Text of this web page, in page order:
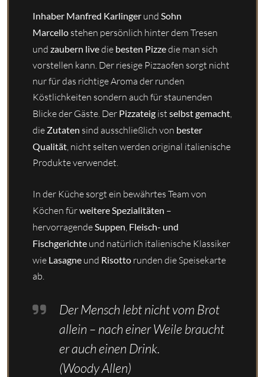
Inhaber Manfred Karlinger und Sohn
Marcello stehen persönlich hinter dem Tresen
und zaubern livedie besten Pizzedie man sich
vorstellen kann. Der riesige Pizzaofen sorgt nicht
nur für das richtige Aroma der runden
Köstlichkeiten sondern auch für staunenden
Blicke der Gäste. Der Pizzateig ist selbst gemacht,
die Zutaten sind ausschließlich von bester
Qualität, nicht selten werden original italienische
Produkte verwendet.
In der Küche sorgt ein bewährtes Team von
Köchen fürweitere Spezialitäten –
hervorragendeSuppen, Fleisch- und
Fischgerichte und natürlich italienische Klassiker
wie Lasagne und Risotto runden die Speisekarte
ab.
Der Mensch lebt nicht vom Brot
allein – nach einer Weile braucht
er auch einen Drink.
(Woody Allen)